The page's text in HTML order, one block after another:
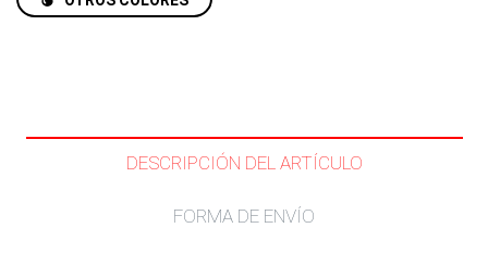
DESCRIPCIÓN DEL ARTÍCULO
FORMA DE ENVÍO